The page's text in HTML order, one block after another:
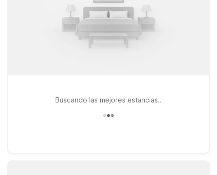
Buscando las mejores estancias..